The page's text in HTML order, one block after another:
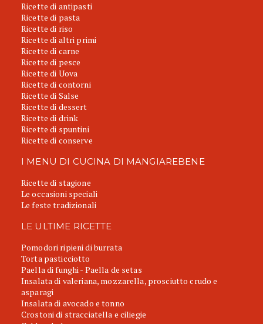
Ricette di antipasti
Ricette di pasta
Ricette di riso
Ricette di altri primi
Ricette di carne
Ricette di pesce
Ricette di Uova
Ricette di contorni
Ricette di Salse
Ricette di dessert
Ricette di drink
Ricette di spuntini
Ricette di conserve
I MENU DI CUCINA DI MANGIAREBENE
Ricette di stagione
Le occasioni speciali
Le feste tradizionali
LE ULTIME RICETTE
Pomodori ripieni di burrata
Torta pasticciotto
Paella di funghi - Paella de setas
Insalata di valeriana, mozzarella, prosciutto crudo e
asparagi
Insalata di avocado e tonno
Crostoni di stracciatella e ciliegie